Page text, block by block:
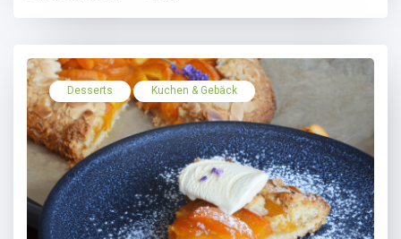
Desserts Kuchen & Gebäck